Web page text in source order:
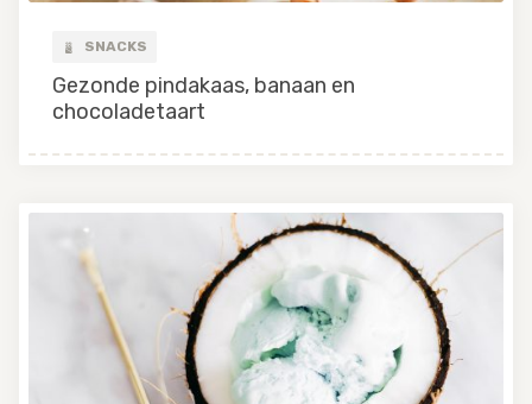
SNACKS
Gezonde pindakaas, banaan en
chocoladetaart